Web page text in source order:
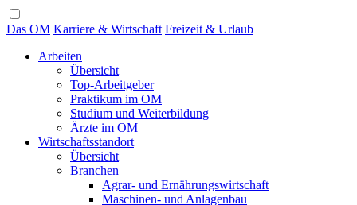
Das OM Karriere & Wirtschaft Freizeit & Urlaub
Arbeiten
Übersicht
Top-Arbeitgeber
Praktikum im OM
Studium und Weiterbildung
Ärzte im OM
Wirtschaftsstandort
Übersicht
Branchen
Agrar- und Ernährungswirtschaft
Maschinen- und Anlagenbau